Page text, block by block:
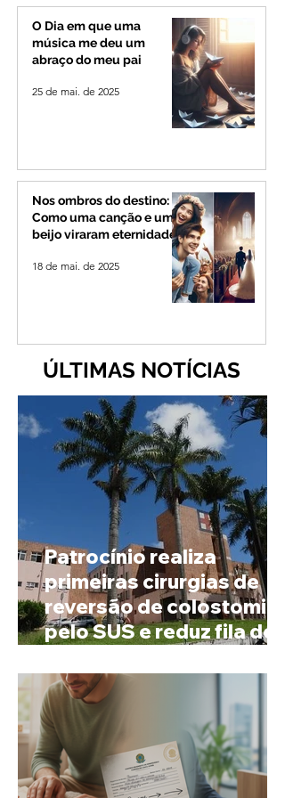
O Dia em que uma
música me deu um
abraço do meu pai
25 de mai. de 2025
Nos ombros do destino:
Como uma canção e um
beijo viraram eternidade
18 de mai. de 2025
ÚLTIMAS NOTÍCIAS
Patrocínio realiza
primeiras cirurgias de
reversão de colostomia
pelo SUS e reduz fila de